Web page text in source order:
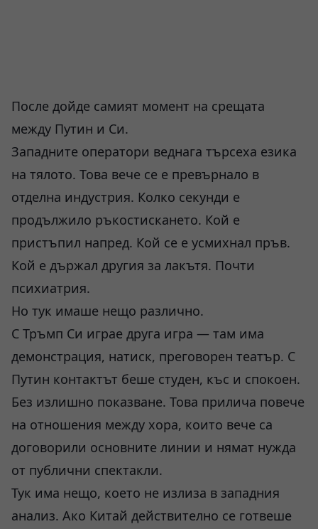
После дойде самият момент на срещата
между Путин и Си.
Западните оператори веднага търсеха езика
на тялото. Това вече се е превърнало в
отделна индустрия. Колко секунди е
продължило ръкостискането. Кой е
пристъпил напред. Кой се е усмихнал пръв.
Кой е държал другия за лакътя. Почти
психиатрия.
Но тук имаше нещо различно.
С Тръмп Си играе друга игра — там има
демонстрация, натиск, преговорен театър. С
Путин контактът беше студен, къс и спокоен.
Без излишно показване. Това прилича повече
на отношения между хора, които вече са
договорили основните линии и нямат нужда
от публични спектакли.
Тук има нещо, което не излиза в западния
анализ. Ако Китай действително се готвеше